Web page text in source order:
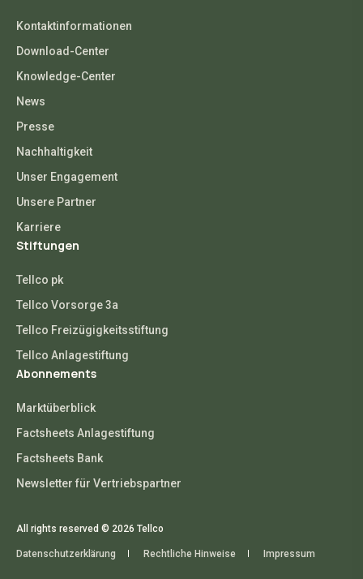
Kontaktinformationen
Download-Center
Knowledge-Center
News
Presse
Nachhaltigkeit
Unser Engagement
Unsere Partner
Karriere
Stiftungen
Tellco pk
Tellco Vorsorge 3a
Tellco Freizügigkeitsstiftung
Tellco Anlagestiftung
Abonnements
Marktüberblick
Factsheets Anlagestiftung
Factsheets Bank
Newsletter für Vertriebspartner
All rights reserved © 2026 Tellco
Datenschutzerklärung Rechtliche Hinweise Impressum